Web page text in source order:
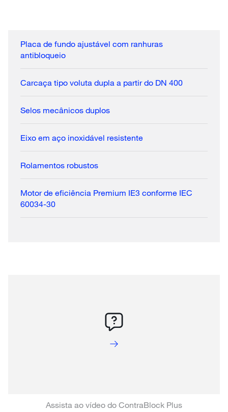
Placa de fundo ajustável com ranhuras
antibloqueio
Carcaça tipo voluta dupla a partir do DN 400
Selos mecânicos duplos
Eixo em aço inoxidável resistente
Rolamentos robustos
Motor de eficiência Premium IE3 conforme IEC
60034-30
Assista ao vídeo do ContraBlock Plus